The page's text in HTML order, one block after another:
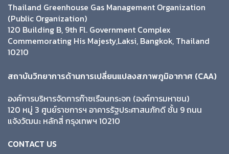
Thailand Greenhouse Gas Management Organization
(Public Organization)
120 Building B, 9th Fl. Government Complex
Commemorating His Majesty,Laksi, Bangkok, Thailand
10210
สถาบันวิทยาการด้านการเปลี่ยนแปลงสภาพภูมิอากาศ (CAA)
องค์การบริหารจัดการก๊าซเรือนกระจก (องค์การมหาชน)
120 หมู่ 3 ศูนย์ราชการฯ อาคารรัฐประศาสนภักดี ชั้น 9 ถนน
แจ้งวัฒนะ หลักสี่ กรุงเทพฯ 10210
CONTACT US